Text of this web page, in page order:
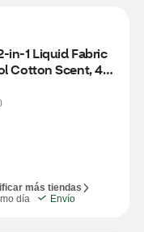
in-1 Liquid Fabric
Cotton Scent, 44
más tiendas
día
Envío